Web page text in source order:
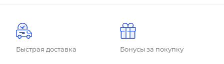
Быстрая доставка Бонусы за покупку